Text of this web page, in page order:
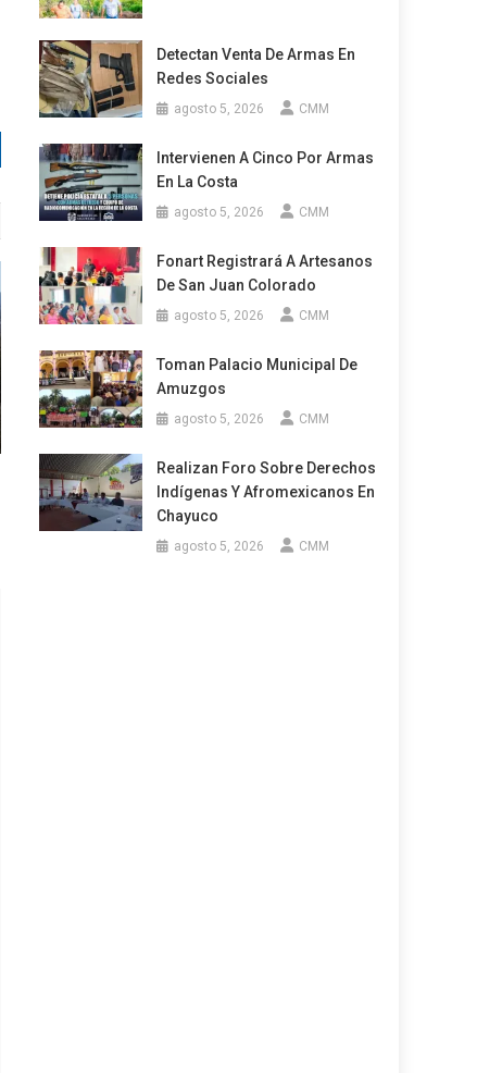
Detectan Venta De Armas En
Redes Sociales
agosto 5, 2026 CMM
Intervienen A Cinco Por Armas
En La Costa
agosto 5, 2026 CMM
Fonart Registrará A Artesanos
De San Juan Colorado
agosto 5, 2026 CMM
Toman Palacio Municipal De
Amuzgos
agosto 5, 2026 CMM
Realizan Foro Sobre Derechos
Indígenas Y Afromexicanos En
Chayuco
agosto 5, 2026 CMM